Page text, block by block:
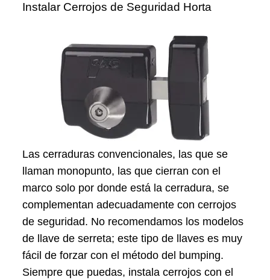
Instalar Cerrojos de Seguridad Horta
Las cerraduras convencionales, las que se
llaman monopunto, las que cierran con el
marco solo por donde está la cerradura, se
complementan adecuadamente con cerrojos
de seguridad. No recomendamos los modelos
de llave de serreta; este tipo de llaves es muy
fácil de forzar con el método del bumping.
Siempre que puedas, instala cerrojos con el